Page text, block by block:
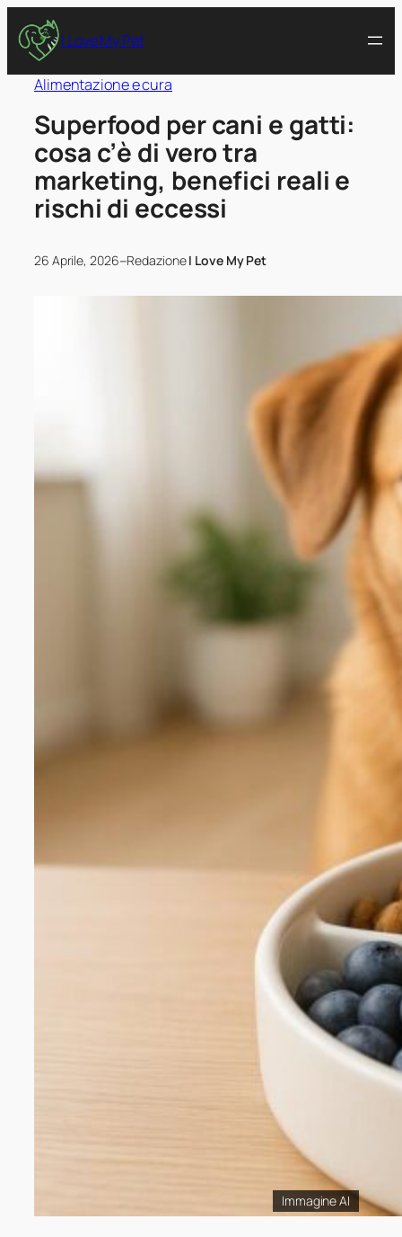
I Love My Pet
Alimentazione e cura
Superfood per cani e gatti:
cosa c’è di vero tra
marketing, benefici reali e
rischi di eccessi
26 Aprile, 2026–RedazioneI Love My Pet
Immagine AI